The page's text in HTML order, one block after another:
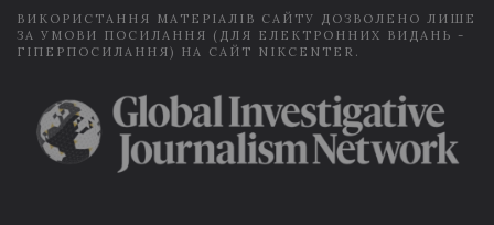
ВИКОРИСТАННЯ МАТЕРІАЛІВ САЙТУ ДОЗВОЛЕНО ЛИШЕ
ЗА УМОВИ ПОСИЛАННЯ (ДЛЯ ЕЛЕКТРОННИХ ВИДАНЬ -
ГІПЕРПОСИЛАННЯ) НА САЙТ NIKCENTER.